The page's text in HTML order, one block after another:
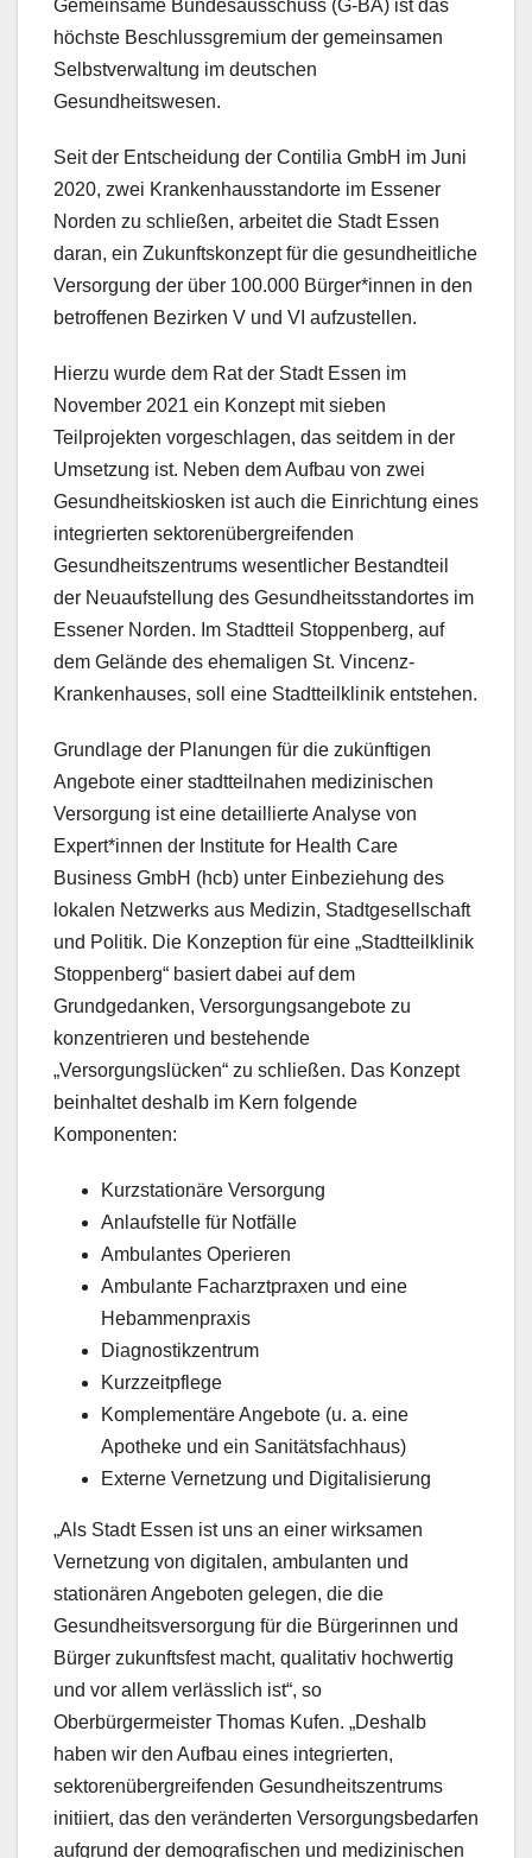
Gemeinsame Bundesausschuss (G-BA) ist das
höchste Beschlussgremium der gemeinsamen
Selbstverwaltung im deutschen
Gesundheitswesen.
Seit der Entscheidung der Contilia GmbH im Juni
2020, zwei Krankenhausstandorte im Essener
Norden zu schließen, arbeitet die Stadt Essen
daran, ein Zukunftskonzept für die gesundheitliche
Versorgung der über 100.000 Bürger*innen in den
betroffenen Bezirken V und VI aufzustellen.
Hierzu wurde dem Rat der Stadt Essen im
November 2021 ein Konzept mit sieben
Teilprojekten vorgeschlagen, das seitdem in der
Umsetzung ist. Neben dem Aufbau von zwei
Gesundheitskiosken ist auch die Einrichtung eines
integrierten sektorenübergreifenden
Gesundheitszentrums wesentlicher Bestandteil
der Neuaufstellung des Gesundheitsstandortes im
Essener Norden. Im Stadtteil Stoppenberg, auf
dem Gelände des ehemaligen St. Vincenz-
Krankenhauses, soll eine Stadtteilklinik entstehen.
Grundlage der Planungen für die zukünftigen
Angebote einer stadtteilnahen medizinischen
Versorgung ist eine detaillierte Analyse von
Expert*innen der Institute for Health Care
Business GmbH (hcb) unter Einbeziehung des
lokalen Netzwerks aus Medizin, Stadtgesellschaft
und Politik. Die Konzeption für eine „Stadtteilklinik
Stoppenberg“ basiert dabei auf dem
Grundgedanken, Versorgungsangebote zu
konzentrieren und bestehende
„Versorgungslücken“ zu schließen. Das Konzept
beinhaltet deshalb im Kern folgende
Komponenten:
Kurzstationäre Versorgung
Anlaufstelle für Notfälle
Ambulantes Operieren
Ambulante Facharztpraxen und eine
Hebammenpraxis
Diagnostikzentrum
Kurzzeitpflege
Komplementäre Angebote (u. a. eine
Apotheke und ein Sanitätsfachhaus)
Externe Vernetzung und Digitalisierung
„Als Stadt Essen ist uns an einer wirksamen
Vernetzung von digitalen, ambulanten und
stationären Angeboten gelegen, die die
Gesundheitsversorgung für die Bürgerinnen und
Bürger zukunftsfest macht, qualitativ hochwertig
und vor allem verlässlich ist“, so
Oberbürgermeister Thomas Kufen. „Deshalb
haben wir den Aufbau eines integrierten,
sektorenübergreifenden Gesundheitszentrums
initiiert, das den veränderten Versorgungsbedarfen
aufgrund der demografischen und medizinischen